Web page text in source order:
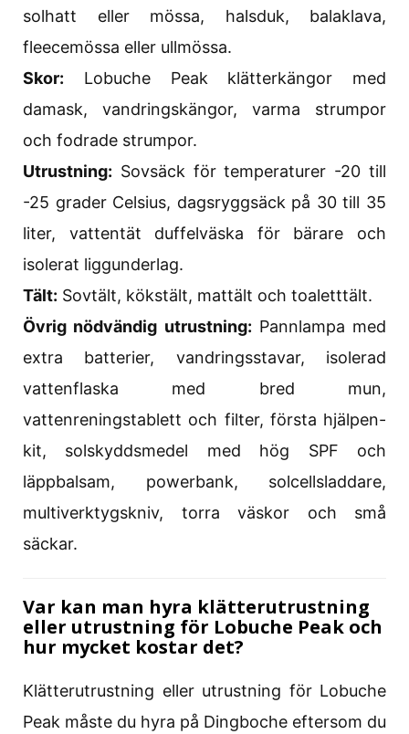
solhatt eller mössa, halsduk, balaklava,
fleecemössa eller ullmössa.
Skor: Lobuche Peak klätterkängor med
damask, vandringskängor, varma strumpor
och fodrade strumpor.
Utrustning: Sovsäck för temperaturer -20 till
-25 grader Celsius, dagsryggsäck på 30 till 35
liter, vattentät duffelväska för bärare och
isolerat liggunderlag.
Tält: Sovtält, kökstält, mattält och toaletttält.
Övrig nödvändig utrustning: Pannlampa med
extra batterier, vandringsstavar, isolerad
vattenflaska med bred mun,
vattenreningstablett och filter, första hjälpen-
kit, solskyddsmedel med hög SPF och
läppbalsam, powerbank, solcellsladdare,
multiverktygskniv, torra väskor och små
säckar.
Var kan man hyra klätterutrustning
eller utrustning för Lobuche Peak och
hur mycket kostar det?
Klätterutrustning eller utrustning för Lobuche
Peak måste du hyra på Dingboche eftersom du